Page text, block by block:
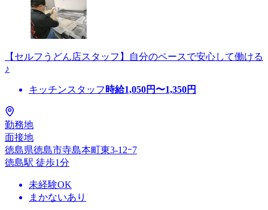
【セルフうどん店スタッフ】自分のペースで安心して働ける
♪
キッチンスタッフ 時給1,050円〜1,350円
勤務地
面接地
徳島県徳島市寺島本町東3-12ｰ7
徳島駅 徒歩1分
未経験OK
まかないあり